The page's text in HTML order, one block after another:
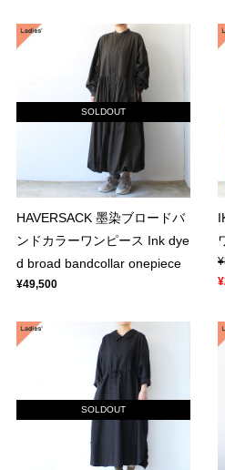
SOLDOUT
HAVERSACK 墨染ブロードバ
ンドカラーワンピース Ink dye
d broad bandcollar onepiece
¥49,500
SOLDOUT